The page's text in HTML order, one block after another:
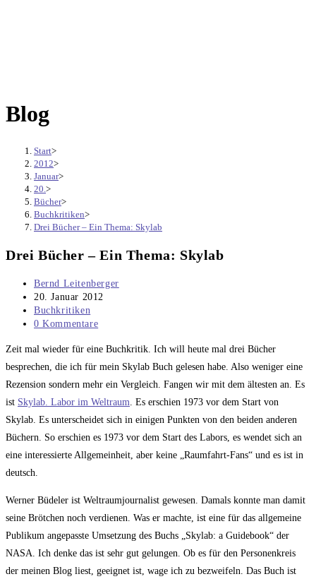
Blog
Start>
2012>
Januar>
20. >
Bücher>
Buchkritiken>
Drei Bücher – Ein Thema: Skylab
Drei Bücher – Ein Thema: Skylab
Beitrags-
Autor:
Bernd Leitenberger
Beitrag
veröffentlicht:
20. Januar 2012
Beitrags-
Kategorie:
Buchkritiken
Beitrags-
0 Kommentare
Zeit mal wieder für eine Buchkritik. Ich will heute mal drei Bücher
besprechen, die ich für mein Skylab Buch gelesen habe. Also weniger eine
Rezension sondern mehr ein Vergleich. Fangen wir mit dem ältesten an. Es
ist Skylab. Labor im Weltraum . Es erschien 1973 vor dem Start von
Skylab. Es unterscheidet sich in einigen Punkten von den beiden anderen
Büchern. So erschien es 1973 vor dem Start des Labors, es wendet sich an
eine interessierte Allgemeinheit, aber keine „Raumfahrt-Fans“ und es ist in
deutsch.
Werner Büdeler ist Weltraumjournalist gewesen. Damals konnte man damit
seine Brötchen noch verdienen. Was er machte, ist eine für das allgemeine
Publikum angepasste Umsetzung des Buchs „Skylab: a Guidebook“ der
NASA. Ich denke das ist sehr gut gelungen. Ob es für den Personenkreis
der meinen Blog liest, geeignet ist, wage ich zu bezweifeln. Das Buch ist